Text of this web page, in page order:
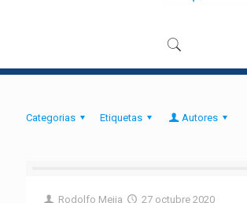
Categorias Etiquetas Autores
Rodolfo Mejia 27 octubre 2020